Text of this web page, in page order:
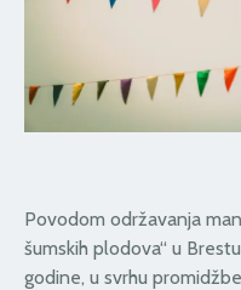
Povodom održavanja
šumskih plodova“ u
godine, u svrhu